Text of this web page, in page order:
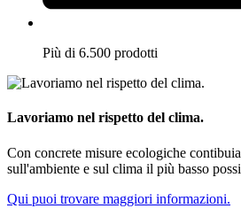
Più di 6.500 prodotti
Lavoriamo nel rispetto del clima.
Con concrete misure ecologiche
sull'ambiente e sul clima il più basso
Qui puoi trovare maggiori informazioni.